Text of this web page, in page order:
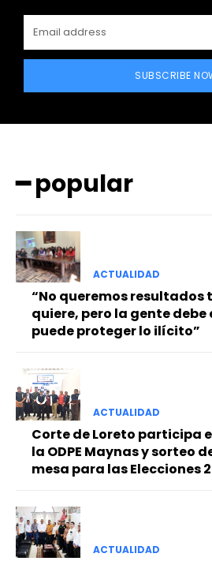
━ Planes
SUBSCRIBE
━ popular
ACTUALIDAD
“No queremos resultados
quiere, pero la gente debe
puede proteger lo ilícito”
ACTUALIDAD
Corte de Loreto participa
la ODPE Maynas y sorteo
mesa para las Elecciones
ACTUALIDAD